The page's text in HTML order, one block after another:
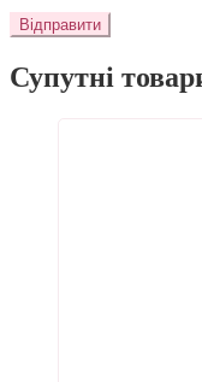
Супутні